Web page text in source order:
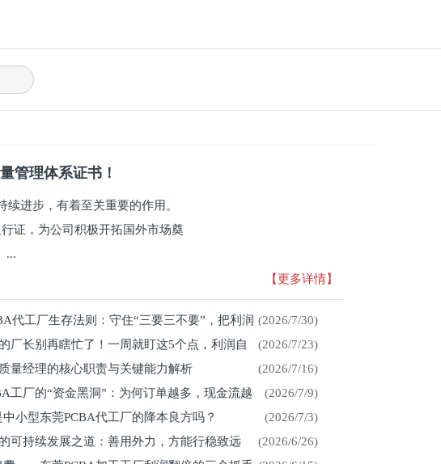
管理体系证书！
进步，有着至关重要的作用。
证，为公司积极开拓国外市场奠
...
【更多详情】
(2026/7/30)
代工厂生存法则：守住“三要三不要”，把利润
(2026/7/23)
厂长别再瞎忙了！一周就盯这5个点，利润自
(2026/7/16)
量经理的核心职责与关键能力解析
(2026/7/9)
工厂的“资金黑洞”：为何订单越多，现金流越
(2026/7/3)
小型东莞PCBA代工厂的降本良方吗？
(2026/6/26)
可持续发展之道：善用外力，方能行稳致远